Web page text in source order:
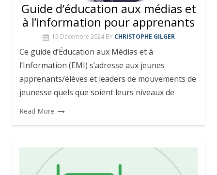
Guide d’éducation aux médias et
à l’information pour apprenants
15 Décembre 2024 BY CHRISTOPHE GILGER
Ce guide d’Éducation aux Médias et à
l’Information (EMI) s’adresse aux jeunes
apprenants/élèves et leaders de mouvements de
jeunesse quels que soient leurs niveaux de
Read More